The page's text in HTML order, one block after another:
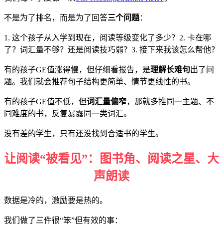
不是为了排名，而是为了回答三个问题：
1. 这个孩子从入学到现在，阅读等级变化了多少？2. 卡在哪
了？词汇量不够？还是阅读技巧弱？3. 接下来我该怎么帮他？
有的孩子GE值涨得慢，但仔细看报告，是理解长难句出了问
题。我们就会推荐句子结构更简单、情节更线性的书。
有的孩子GE值不低，但词汇量偏窄，那就多推同一主题、不
同难度的书，反复暴露同一类词汇。
没有差的学生，只有还没找到合适书的学生。
让阅读“被看见”：图书角、阅读之星、大
声朗读
数据是冷的，激励要是热的。
我们做了三件很“笨”但有效的事：